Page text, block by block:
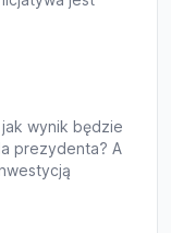
wynik będzie
prezydenta? A